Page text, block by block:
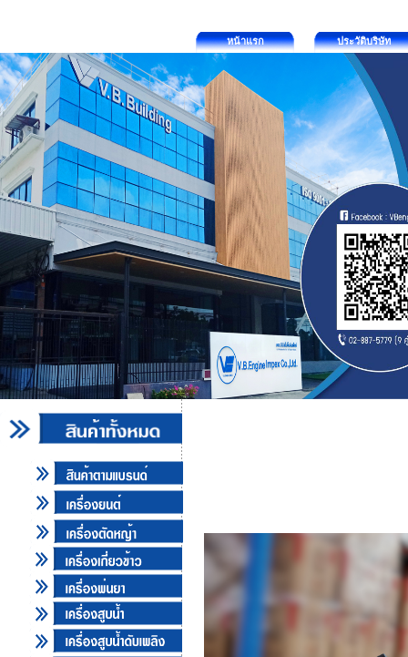
หน้าแรก ประวัติบริษัท